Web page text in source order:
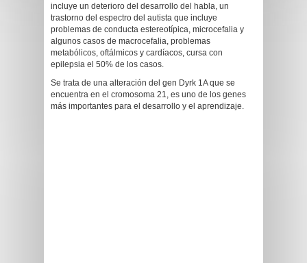
incluye un deterioro del desarrollo del habla, un
trastorno del espectro del autista que incluye
problemas de conducta estereotípica, microcefalia y
algunos casos de macrocefalia, problemas
metabólicos, oftálmicos y cardíacos, cursa con
epilepsia el 50% de los casos.
Se trata de una alteración del gen Dyrk 1A que se
encuentra en el cromosoma 21, es uno de los genes
más importantes para el desarrollo y el aprendizaje.